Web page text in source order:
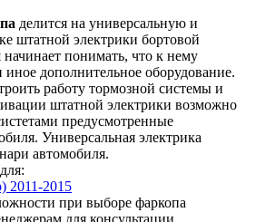
делится на универсальную и
штатной электрики бортовой
понимать, что к нему
дополнительное оборудование.
работу тормозной системы и
штатной электрики возможно
предусмотренные
Универсальная электрика
автомобиля.
2011-2015
при выборе фаркопа